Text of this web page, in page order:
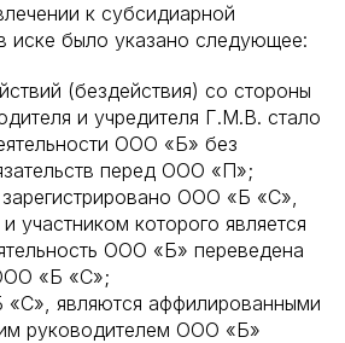
к субсидиарной
иске было указано следующее:
(бездействия) со стороны
и учредителя Г.М.В. стало
ООО «Б» без
перед ООО «П»;
ООО «Б «С»,
участником которого является
ООО «Б» переведена
«Б «С»;
являются аффилированными
руководителем ООО «Б»